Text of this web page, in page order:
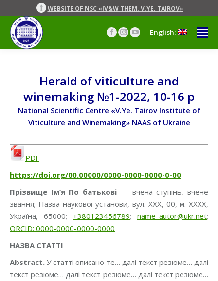
WEBSITE OF NSC «IV&W THEM. V.YE. TAIROV»
Facebook
page
new
window
Instagram
page
new
window
YouTube
page
new
window
English:
Herald of viticulture and
winemaking №1-2022, 10-16 p
National Scientific Centre «V.Ye. Tairov Institute of
Viticulture and Winemaking» NAAS of Ukraine
PDF
https://doi.org/00.00000/0000-0000-0000-0-00
Прізвище Ім’я По батькові — вчена ступінь, вчене
звання; Назва наукової установи, вул. ХХХ, 00, м. ХХХХ,
Україна, 65000; +380123456789; name_autor@ukr.net;
ORCID: 0000-0000-0000-0000
НАЗВА СТАТТІ
Аbstract. У статті описано те… далі текст резюме… далі
текст резюме… далі текст резюме… далі текст резюме…